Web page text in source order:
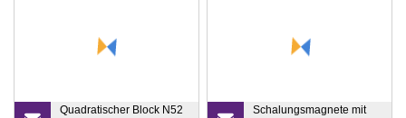
Quadratischer Block N52
Schalungsmagnete mit